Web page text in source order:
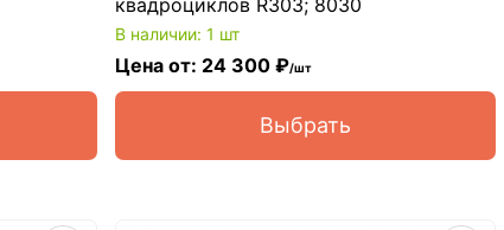
В наличии: 1 шт
Цена от: 24 300 ₽/шт
Выбрать